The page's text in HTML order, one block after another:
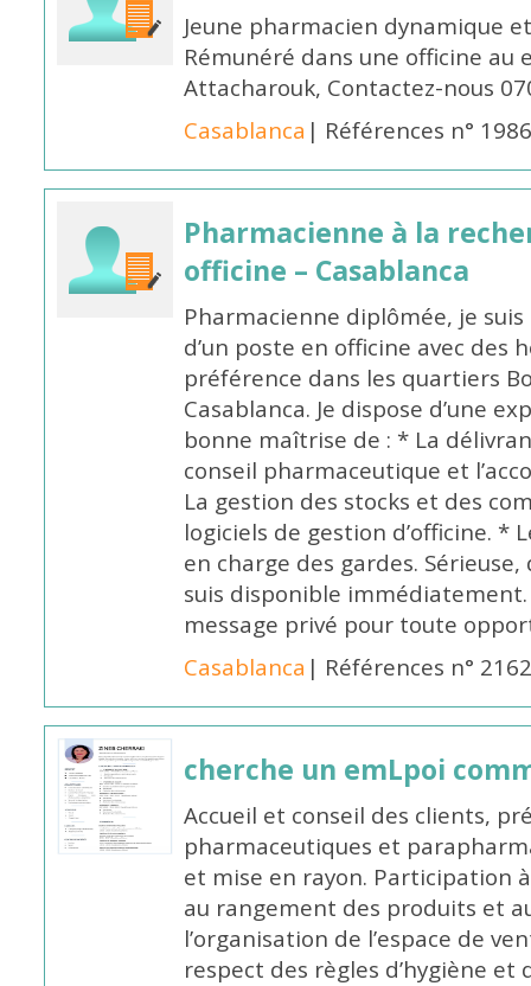
Jeune pharmacien dynamique
Rémunéré dans une officine au
Attacharouk, Contactez-nous
Casablanca | Références n°
Pharmacienne à la
officine – Casablanca
Pharmacienne diplômée, je
d’un poste en officine avec des
préférence dans les quartiers
Casablanca. Je dispose d’une
bonne maîtrise de : * La
conseil pharmaceutique et
La gestion des stocks et des
logiciels de gestion d’officine. *
en charge des gardes.
suis disponible
message privé pour toute
Casablanca | Références n°
cherche un emLpoi
Accueil et conseil des clients,
pharmaceutiques et
et mise en rayon. Participation
au rangement des produits et
l’organisation de l’espace de
respect des règles d’hygiène et